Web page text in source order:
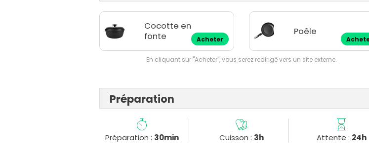
Cocotte en
fonte
Acheter
Poêle
En cliquant sur "Acheter", vous serez redirigé vers un site externe.
Préparation
Préparation : 30min Cuisson : 3h Attente : 24h